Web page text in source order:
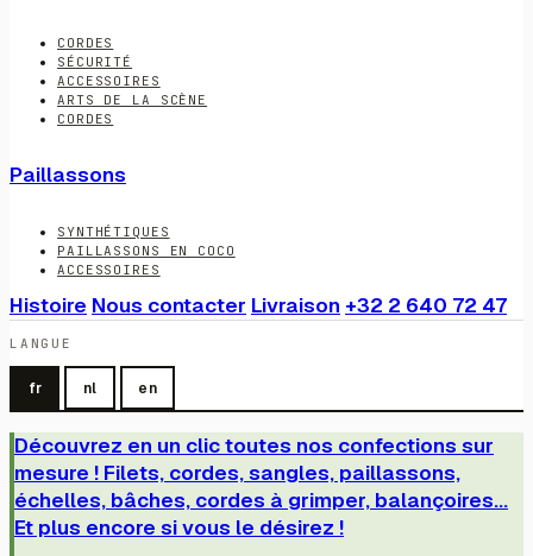
CORDES
SÉCURITÉ
ACCESSOIRES
ARTS DE LA SCÈNE
CORDES
Paillassons
SYNTHÉTIQUES
PAILLASSONS EN COCO
ACCESSOIRES
Histoire Nous contacter Livraison +32 2 640 72 47
LANGUE
fr nl en
Découvrez en un clic toutes nos confections sur
mesure ! Filets, cordes, sangles, paillassons,
échelles, bâches, cordes à grimper, balançoires...
Et plus encore si vous le désirez !